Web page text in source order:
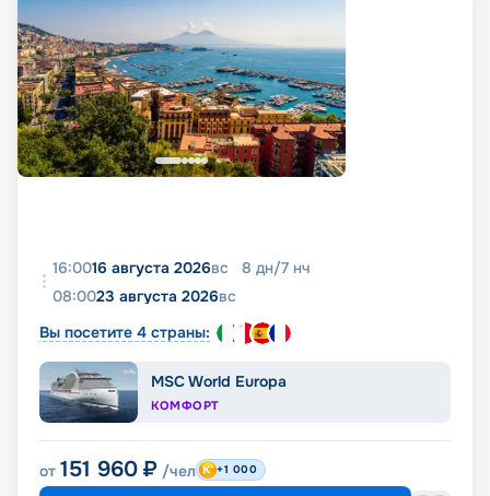
16:0016 августа 2026вс 8 дн/7 нч
08:0023 августа 2026вс
Вы посетите 4 страны:
MSC World Europa
КОМФОРТ
от 151 960 ₽ /чел +1 000